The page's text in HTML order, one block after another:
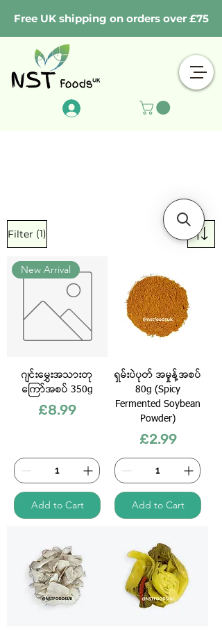
Free UK shipping on orders over £75
Filter (1)
New Arrival
ဂျင်းမွှေးအသားတု
ကြော်အစပ် 350g
Price
£8.99
Add to Cart
ရှမ်းပဲပုတ် အမှုန့်အစပ်
80g (Spicy
Fermented Soybean
Powder)
Price
£2.99
Add to Cart